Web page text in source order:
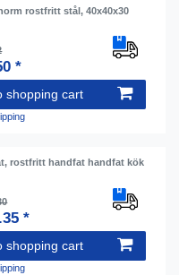
rostfritt stål, 40x40x30
*
shopping cart
rostfritt handfat handfat kök
*
shopping cart